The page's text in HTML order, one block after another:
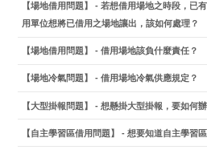
【場地借用問題】 - 若想借用場地之時段，已
用單位想將已借用之場地讓出，該如何處理？
【場地借用問題】 - 借用場地該負什麼責任？
【場地冷氣問題】 - 借用場地冷氣供應規定？
【大型掛報問題】 - 想懸掛大型掛報，要如何
【自主學習區借用問題】 - 想要知道自主學習